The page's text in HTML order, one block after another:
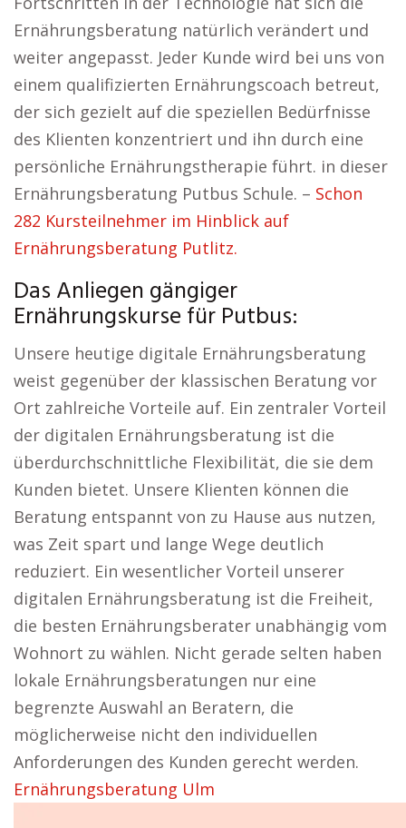
Ernährungsberatung natürlich verändert und
weiter angepasst. Jeder Kunde wird bei uns von
einem qualifizierten Ernährungscoach betreut,
der sich gezielt auf die speziellen Bedürfnisse
des Klienten konzentriert und ihn durch eine
persönliche Ernährungstherapie führt. in dieser
Ernährungsberatung Putbus Schule. – Schon
282 Kursteilnehmer im Hinblick auf
Ernährungsberatung Putlitz.
Das Anliegen gängiger
Ernährungskurse für Putbus:
Unsere heutige digitale Ernährungsberatung
weist gegenüber der klassischen Beratung vor
Ort zahlreiche Vorteile auf. Ein zentraler Vorteil
der digitalen Ernährungsberatung ist die
überdurchschnittliche Flexibilität, die sie dem
Kunden bietet. Unsere Klienten können die
Beratung entspannt von zu Hause aus nutzen,
was Zeit spart und lange Wege deutlich
reduziert. Ein wesentlicher Vorteil unserer
digitalen Ernährungsberatung ist die Freiheit,
die besten Ernährungsberater unabhängig vom
Wohnort zu wählen. Nicht gerade selten haben
lokale Ernährungsberatungen nur eine
begrenzte Auswahl an Beratern, die
möglicherweise nicht den individuellen
Anforderungen des Kunden gerecht werden.
Ernährungsberatung Ulm